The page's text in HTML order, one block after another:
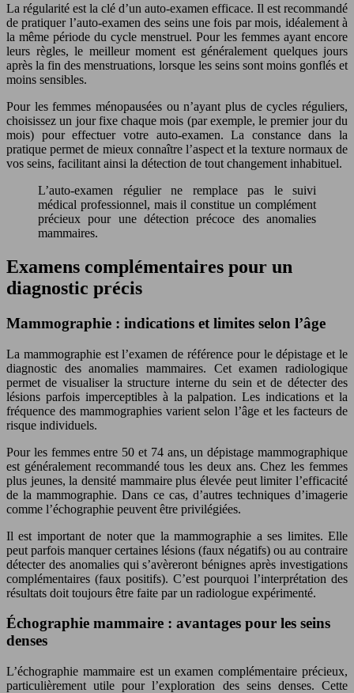
La régularité est la clé d’un auto-examen efficace. Il est recommandé
de pratiquer l’auto-examen des seins une fois par mois, idéalement à
la même période du cycle menstruel. Pour les femmes ayant encore
leurs règles, le meilleur moment est généralement quelques jours
après la fin des menstruations, lorsque les seins sont moins gonflés et
moins sensibles.
Pour les femmes ménopausées ou n’ayant plus de cycles réguliers,
choisissez un jour fixe chaque mois (par exemple, le premier jour du
mois) pour effectuer votre auto-examen. La constance dans la
pratique permet de mieux connaître l’aspect et la texture normaux de
vos seins, facilitant ainsi la détection de tout changement inhabituel.
L’auto-examen régulier ne remplace pas le suivi
médical professionnel, mais il constitue un complément
précieux pour une détection précoce des anomalies
mammaires.
Examens complémentaires pour un
diagnostic précis
Mammographie : indications et limites selon l’âge
La mammographie est l’examen de référence pour le dépistage et le
diagnostic des anomalies mammaires. Cet examen radiologique
permet de visualiser la structure interne du sein et de détecter des
lésions parfois imperceptibles à la palpation. Les indications et la
fréquence des mammographies varient selon l’âge et les facteurs de
risque individuels.
Pour les femmes entre 50 et 74 ans, un dépistage mammographique
est généralement recommandé tous les deux ans. Chez les femmes
plus jeunes, la densité mammaire plus élevée peut limiter l’efficacité
de la mammographie. Dans ce cas, d’autres techniques d’imagerie
comme l’échographie peuvent être privilégiées.
Il est important de noter que la mammographie a ses limites. Elle
peut parfois manquer certaines lésions (faux négatifs) ou au contraire
détecter des anomalies qui s’avèreront bénignes après investigations
complémentaires (faux positifs). C’est pourquoi l’interprétation des
résultats doit toujours être faite par un radiologue expérimenté.
Échographie mammaire : avantages pour les seins
denses
L’échographie mammaire est un examen complémentaire précieux,
particulièrement utile pour l’exploration des seins denses. Cette